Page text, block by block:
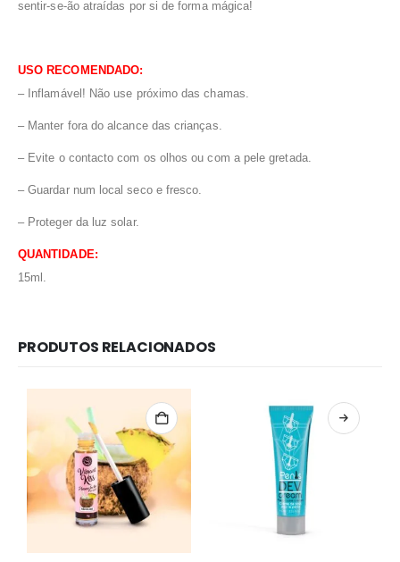
sentir-se-ão atraídas por si de forma mágica!
USO RECOMENDADO:
– Inflamável! Não use próximo das chamas.
– Manter fora do alcance das crianças.
– Evite o contacto com os olhos ou com a pele gretada.
– Guardar num local seco e fresco.
– Proteger da luz solar.
QUANTIDADE:
15ml.
PRODUTOS RELACIONADOS
Redes Sociais
Métodos de Pagamento